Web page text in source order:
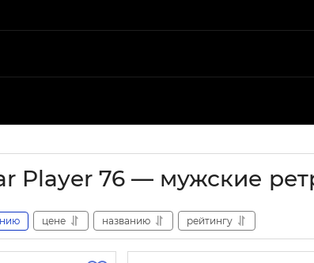
Player 76 — мужские
цене названию рейтингу